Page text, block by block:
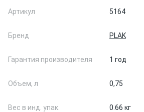
Артикул
5164
Бренд PLAK
Гарантия производителя 1 год
Объем, л 0,75
Вес в инд. упак. 0.66 кг